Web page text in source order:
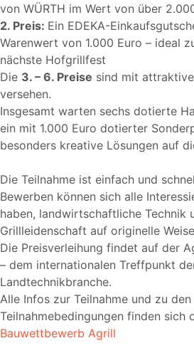
von WÜRTH im Wert von über
2. Preis: Ein EDEKA-
Warenwert von 1.000 Euro – ideal
nächste Hofgrillfest
Die 3. – 6. Preise sind mit
versehen.
Insgesamt warten sechs dotierte
ein mit 1.000 Euro dotierter
besonders kreative Lösungen auf
Die Teilnahme ist einfach und
Bewerben können sich alle
haben, landwirtschaftliche Technik
Grillleidenschaft auf originelle
Die Preisverleihung findet auf der
– dem internationalen Treffpunkt
Landtechnikbranche.
Alle Infos zur Teilnahme und zu den
Teilnahmebedingungen finden sich
Bauwettbewerb Agrill